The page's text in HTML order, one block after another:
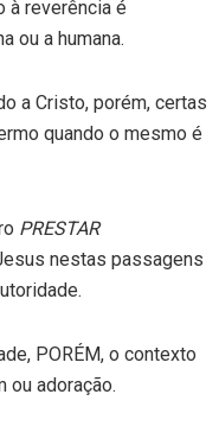
à reverência é
ou a humana.
a Cristo, porém, certas
quando o mesmo é
PRESTAR
nestas passagens
PORÉM, o contexto
ou adoração.